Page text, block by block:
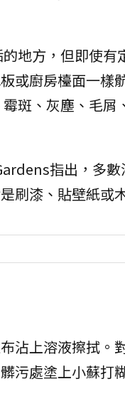
地方，但即使有
或廚房檯面一樣
霉斑、灰塵、毛
指出，多
刷漆、貼壁紙或
沾上溶液擦拭
污處塗上小蘇